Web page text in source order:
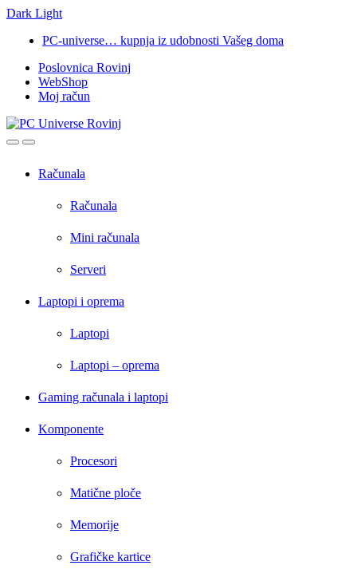
Dark Light
navigation
content
PC-universe… kupnja iz udobnosti Vašeg doma
Poslovnica Rovinj
WebShop
Moj račun
OpenClose
Računala
Računala
Mini računala
Serveri
Laptopi i oprema
Laptopi
Laptopi – oprema
Gaming računala i laptopi
Komponente
Procesori
Matične ploče
Memorije
Grafičke kartice